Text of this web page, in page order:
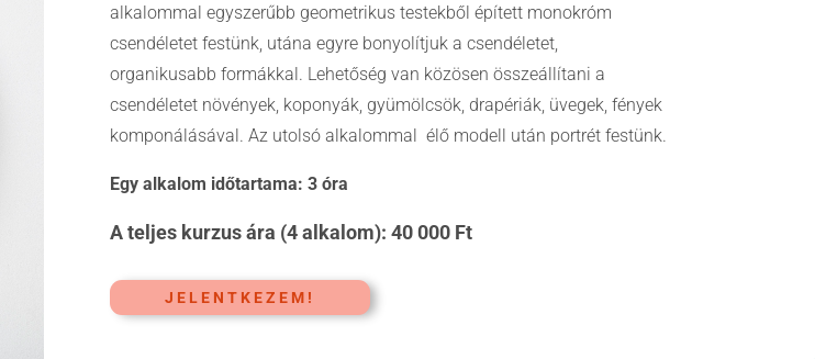
alkalommal egyszerűbb geometrikus testekből épített monokróm
csendéletet festünk, utána egyre bonyolítjuk a csendéletet,
organikusabb formákkal. Lehetőség van közösen összeállítani a
csendéletet növények, koponyák, gyümölcsök, drapériák, üvegek, fények
komponálásával. Az utolsó alkalommal élő modell után portrét festünk.
Egy alkalom időtartama: 3 óra
A teljes kurzus ára (4 alkalom): 40 000 Ft
JELENTKEZEM!